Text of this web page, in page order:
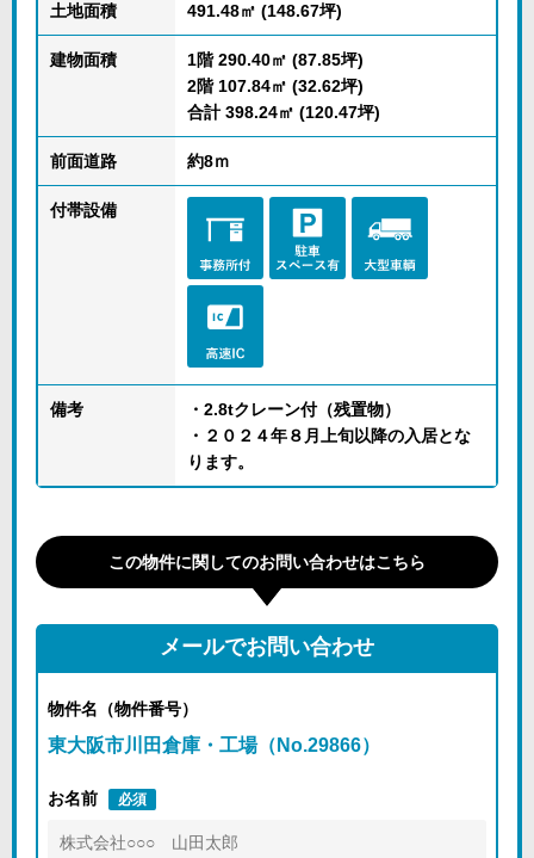
土地面積 491.48㎡ (148.67坪)
建物面積
1階 290.40㎡ (87.85坪)
2階 107.84㎡ (32.62坪)
合計 398.24㎡ (120.47坪)
前面道路 約8ｍ
付帯設備
備考
・2.8tクレーン付（残置物）
・２０２４年８月上旬以降の入居とな
ります。
この物件に関してのお問い合わせはこちら
メールでお問い合わせ
物件名（物件番号）
東大阪市川田倉庫・工場（No.29866）
お名前 必須